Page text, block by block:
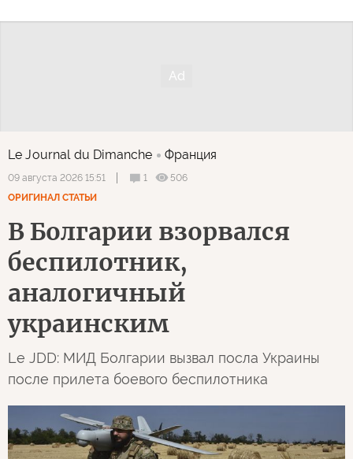
Le Journal du Dimanche Франция
09 августа 2026 15:51 1
506
ОРИГИНАЛ СТАТЬИ
В Болгарии взорвался
беспилотник,
аналогичный
украинским
Le JDD: МИД Болгарии вызвал посла Украины
после прилета боевого беспилотника